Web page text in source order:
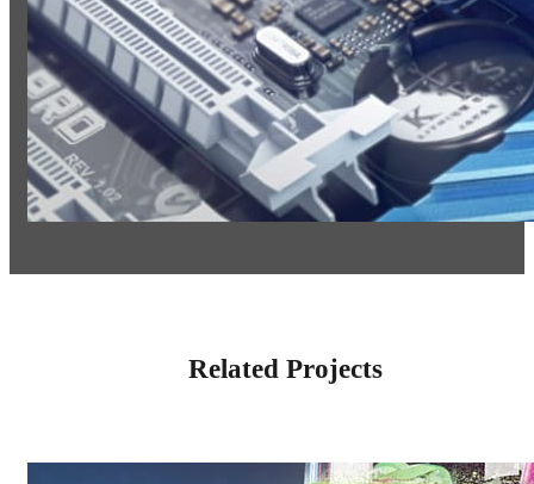
Related Projects